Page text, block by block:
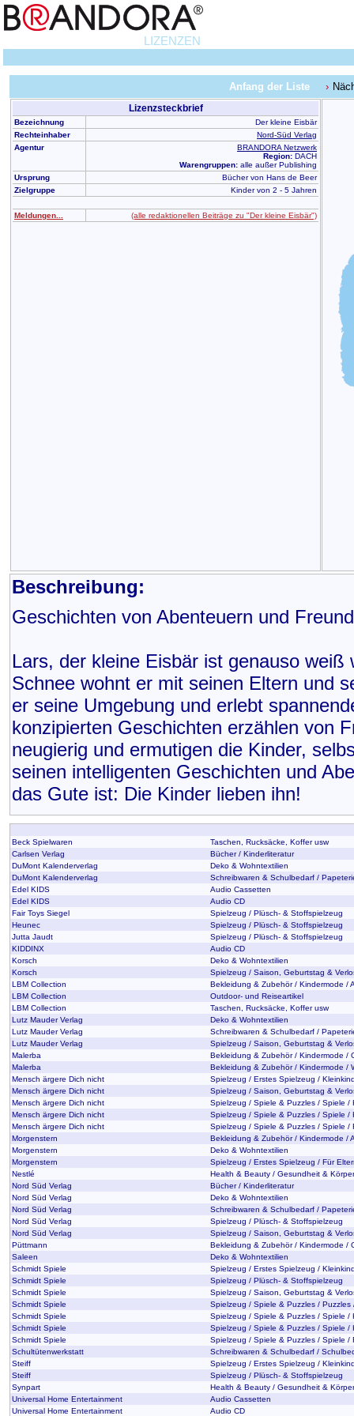
LIZENZEN
Anfang der Liste
Lizenzsteckbrief
Bezeichnung
Der kleine Eisbär
Rechteinhaber
Nord-Süd Verlag
Agentur
BRANDORA Netzwerk
Region: DACH
Warengruppen: alle außer Publishing
Ursprung
Bücher von Hans de Beer
Zielgruppe
Kinder von 2 - 5 Jahren
Meldungen... (alle redaktionellen Beiträge zu "Der kleine Eisbär")
Beschreibung:
Geschichten von Abenteuern und
Lars, der kleine Eisbär ist genauso
Schnee wohnt er mit seinen Eltern und
er seine Umgebung und erlebt
konzipierten Geschichten erzählen von
neugierig und ermutigen die Kinder,
seinen intelligenten Geschichten und
das Gute ist: Die Kinder lieben ihn!
Beck Spielwaren
Taschen, Rucksäcke, Koffer usw
Carlsen Verlag
Bücher / Kinderliteratur
DuMont Kalenderverlag
Deko & Wohntextilien
DuMont Kalenderverlag
Schreibwaren & Schulbedarf /
Edel KIDS
Audio Cassetten
Edel KIDS
Audio CD
Fair Toys Siegel
Spielzeug / Plüsch- & Stoffspielzeug
Heunec
Spielzeug / Plüsch- & Stoffspielzeug
Jutta Jaudt
Spielzeug / Plüsch- & Stoffspielzeug
KIDDINX
Audio CD
Korsch
Deko & Wohntextilien
Korsch
Spielzeug / Saison, Geburtstag &
LBM Collection
Bekleidung & Zubehör / Kindermode /
LBM Collection
Outdoor- und Reiseartikel
LBM Collection
Taschen, Rucksäcke, Koffer usw
Lutz Mauder Verlag
Deko & Wohntextilien
Lutz Mauder Verlag
Schreibwaren & Schulbedarf /
Lutz Mauder Verlag
Spielzeug / Saison, Geburtstag &
Malerba
Bekleidung & Zubehör / Kindermode /
Malerba
Bekleidung & Zubehör / Kindermode /
Mensch ärgere Dich nicht
Spielzeug / Erstes Spielzeug /
Mensch ärgere Dich nicht
Spielzeug / Saison, Geburtstag &
Mensch ärgere Dich nicht
Spielzeug / Spiele & Puzzles / Spiele /
Mensch ärgere Dich nicht
Spielzeug / Spiele & Puzzles / Spiele /
Mensch ärgere Dich nicht
Spielzeug / Spiele & Puzzles / Spiele /
Morgenstern
Bekleidung & Zubehör / Kindermode /
Morgenstern
Deko & Wohntextilien
Morgenstern
Spielzeug / Erstes Spielzeug / Für
Nestlé
Health & Beauty / Gesundheit &
Nord Süd Verlag
Bücher / Kinderliteratur
Nord Süd Verlag
Deko & Wohntextilien
Nord Süd Verlag
Schreibwaren & Schulbedarf /
Nord Süd Verlag
Spielzeug / Plüsch- & Stoffspielzeug
Nord Süd Verlag
Spielzeug / Saison, Geburtstag &
Püttmann
Bekleidung & Zubehör / Kindermode /
Saleen
Deko & Wohntextilien
Schmidt Spiele
Spielzeug / Erstes Spielzeug /
Schmidt Spiele
Spielzeug / Plüsch- & Stoffspielzeug
Schmidt Spiele
Spielzeug / Saison, Geburtstag &
Schmidt Spiele
Spielzeug / Spiele & Puzzles / Puzzles
Schmidt Spiele
Spielzeug / Spiele & Puzzles / Spiele /
Schmidt Spiele
Spielzeug / Spiele & Puzzles / Spiele /
Schmidt Spiele
Spielzeug / Spiele & Puzzles / Spiele /
Schultütenwerkstatt
Schreibwaren & Schulbedarf /
Steiff
Spielzeug / Erstes Spielzeug /
Steiff
Spielzeug / Plüsch- & Stoffspielzeug
Synpart
Health & Beauty / Gesundheit &
Universal Home Entertainment
Audio Cassetten
Universal Home Entertainment
Audio CD